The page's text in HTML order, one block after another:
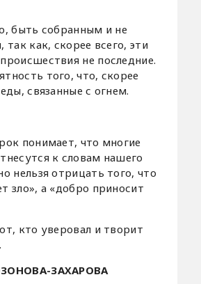
быть собранным и не
так как, скорее всего, эти
не последние.
того, что, скорее
связанные с огнем.
понимает, что многие
к словам нашего
нельзя отрицать того, что
зло», а «добро приносит
кто уверовал и творит
ЗАХАРОВА